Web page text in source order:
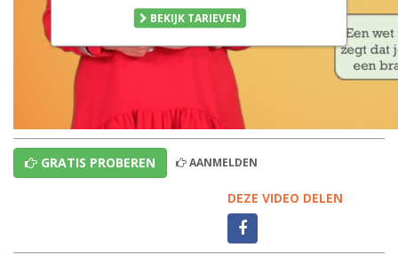
BEKIJK TARIEVEN
GRATIS PROBEREN AANMELDEN
DEZE VIDEO DELEN